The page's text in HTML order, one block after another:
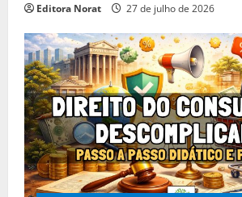
Editora Norat 27 de julho de 2026